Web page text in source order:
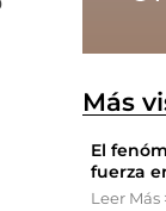
Más
El
fuerza
Leer Más